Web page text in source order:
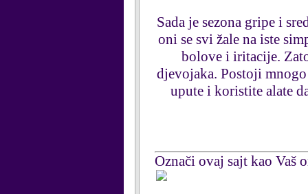
Sada je sezona gripe i
oni se svi žale na iste
bolove i iritacije.
djevojaka. Postoji
upute i koristite alate
Označi ovaj sajt kao Vaš